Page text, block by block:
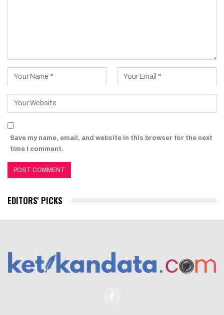
Save my name, email, and website in this browser for the next
time I comment.
EDITORS' PICKS